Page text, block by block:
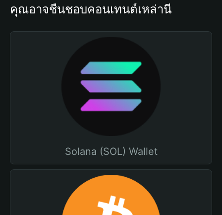
คุณอาจชื่นชอบคอนเทนต์เหล่านี้
Solana (SOL) Wallet